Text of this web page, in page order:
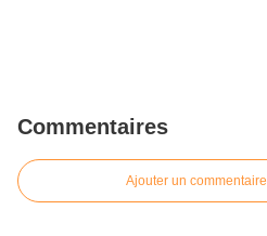
Commentaires
Ajouter un commentaire